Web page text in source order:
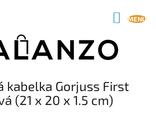
kabelka Gorjuss First
(21 x 20 x 1.5 cm)